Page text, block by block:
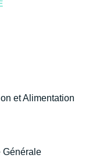
et Alimentation
Générale